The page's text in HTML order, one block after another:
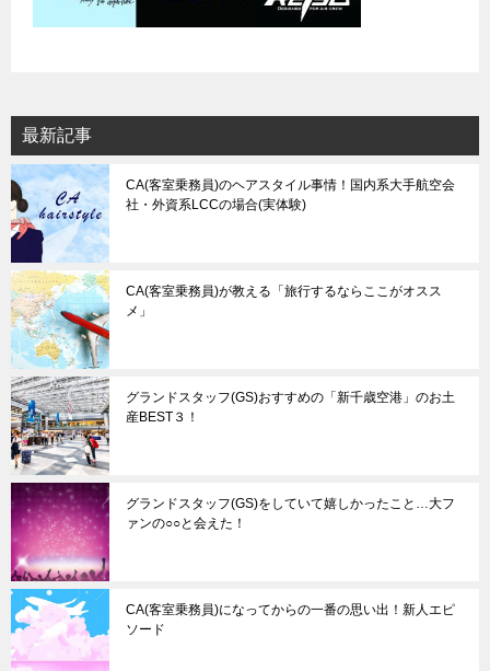
最新記事
CA(客室乗務員)のヘアスタイル事情！国内系大手航空会
社・外資系LCCの場合(実体験)
CA(客室乗務員)が教える「旅行するならここがオスス
メ」
グランドスタッフ(GS)おすすめの「新千歳空港」のお土
産BEST３！
グランドスタッフ(GS)をしていて嬉しかったこと…大フ
ァンの○○と会えた！
CA(客室乗務員)になってからの一番の思い出！新人エピ
ソード